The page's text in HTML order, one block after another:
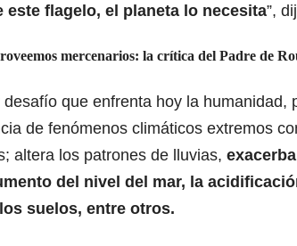
flagelo, el planeta lo necesita”,
mercenarios: la crítica del Padre de
que enfrenta hoy la humanidad,
de fenómenos climáticos extremos
altera los patrones de lluvias,
del nivel del mar, la
suelos, entre otros.